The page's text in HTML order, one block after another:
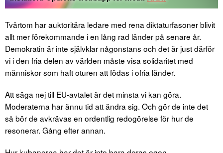
Tvärtom har auktoritära ledare med rena diktaturfasoner blivit
allt mer förekommande i en lång rad länder på senare år.
Demokratin är inte självklar någonstans och det är just därför
vi i den fria delen av världen måste visa solidaritet med
människor som haft oturen att födas i ofria länder.
Att säga nej till EU-avtalet är det minsta vi kan göra.
Moderaterna har ännu tid att ändra sig. Och gör de inte det
så bör de avkrävas en ordentlig redogörelse för hur de
resonerar. Gång efter annan.